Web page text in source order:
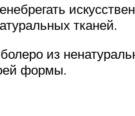
тканей.
из
формы.